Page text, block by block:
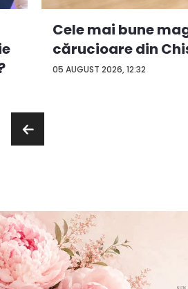
05 AUGUST 2026, 12:32
Cele mai bune
cărucioare din